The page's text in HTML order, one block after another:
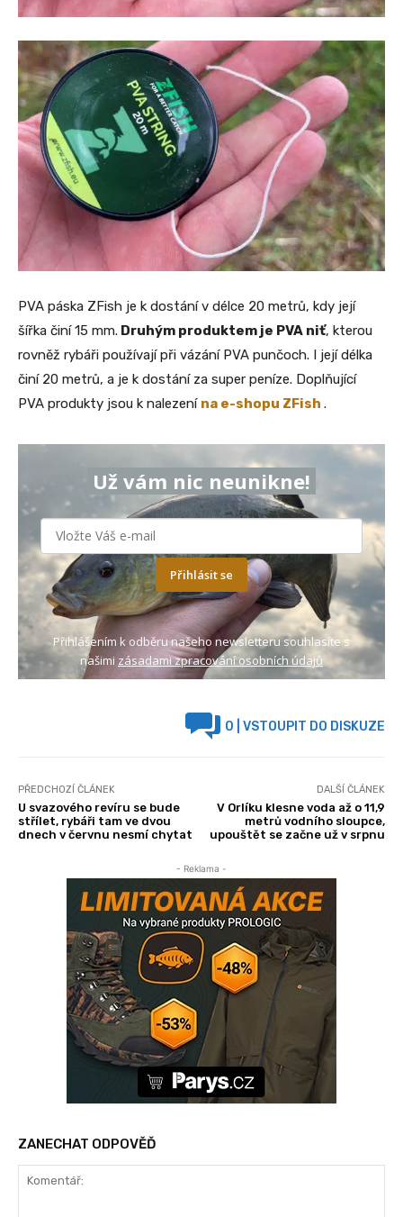
PVA páska ZFish je k dostání v délce 20 metrů, kdy její
šířka činí 15 mm. Druhým produktem je PVA niť, kterou
rovněž rybáři používají při vázání PVA punčoch. I její délka
činí 20 metrů, a je k dostání za super peníze. Doplňující
PVA produkty jsou k nalezení na e-shopu ZFish .
Už vám nic neunikne!
Přihlásit se
Přihlášením k odběru našeho newsletteru souhlasíte s
našimi zásadami zpracování osobních údajů
0 | VSTOUPIT DO DISKUZE
PŘEDCHOZÍ ČLÁNEK
U svazového revíru se bude
střílet, rybáři tam ve dvou
dnech v červnu nesmí chytat
DALŠÍ ČLÁNEK
V Orlíku klesne voda až o 11,9
metrů vodního sloupce,
upouštět se začne už v srpnu
- Reklama -
ZANECHAT ODPOVĚĎ